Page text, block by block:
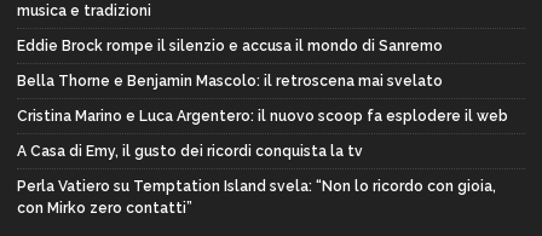
musica e tradizioni
Eddie Brock rompe il silenzio e accusa il mondo di Sanremo
Bella Thorne e Benjamin Mascolo: il retroscena mai svelato
Cristina Marino e Luca Argentero: il nuovo scoop fa esplodere il web
A Casa di Emy, il gusto dei ricordi conquista la tv
Perla Vatiero su Temptation Island svela: “Non lo ricordo con gioia,
con Mirko zero contatti”